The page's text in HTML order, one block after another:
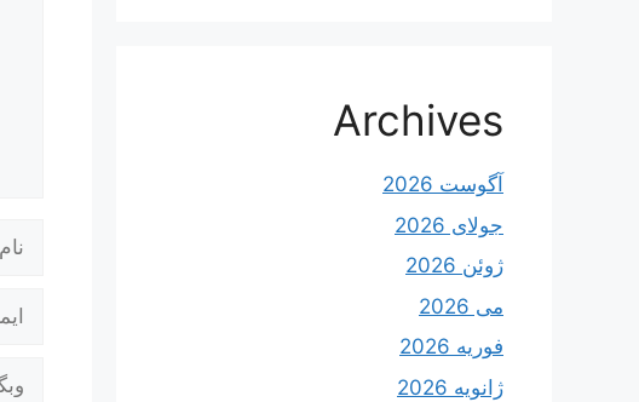
ایمیل
وبگاه
Archives
آگوست 2026
جولای 2026
ژوئن 2026
می 2026
فوریه 2026
ژانویه 2026